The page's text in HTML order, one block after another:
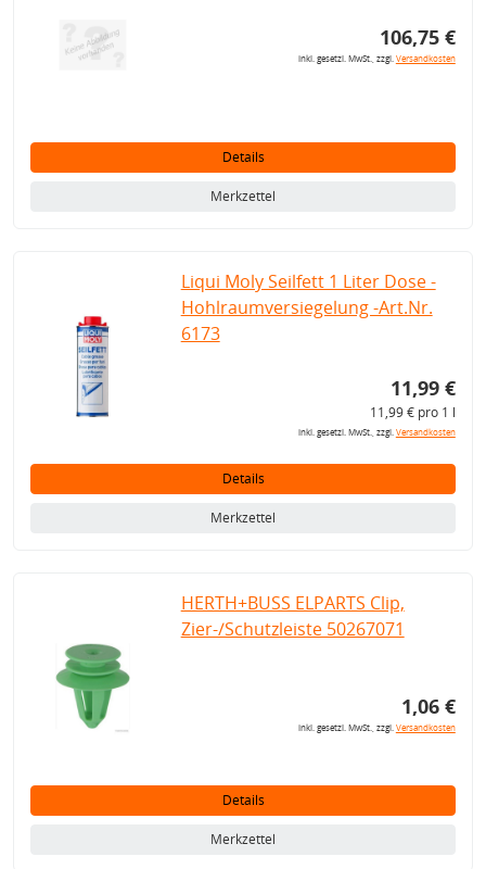
106,75 €
inkl. gesetzl. MwSt., zzgl.Versandkosten
Details
Merkzettel
Liqui Moly Seilfett 1 Liter Dose -
Hohlraumversiegelung -Art.Nr.
6173
11,99 €
11,99 € pro 1 l
inkl. gesetzl. MwSt., zzgl.Versandkosten
Details
Merkzettel
HERTH+BUSS ELPARTS Clip,
Zier-/Schutzleiste 50267071
1,06 €
inkl. gesetzl. MwSt., zzgl.Versandkosten
Details
Merkzettel